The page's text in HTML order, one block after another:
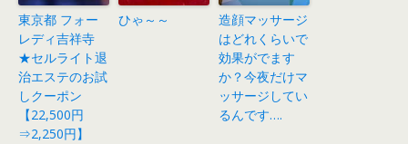
東京都 フォー
レディ吉祥寺
★セルライト退
治エステのお試
しクーポン
【22,500円
⇒2,250円】
ひゃ～～
造顔マッサージ
はどれくらいで
効果がでます
か？今夜だけマ
ッサージしてい
るんです….